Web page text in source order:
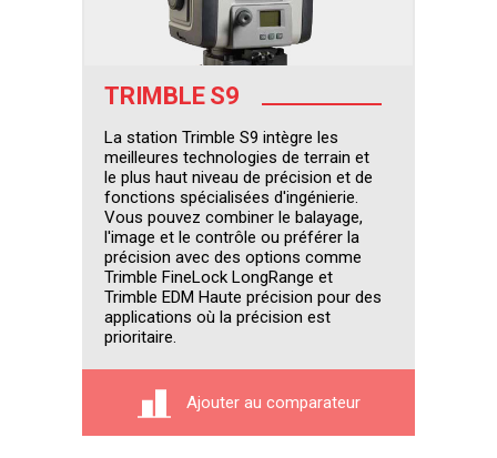
TRIMBLE S9
La station Trimble S9 intègre les
meilleures technologies de terrain et
le plus haut niveau de précision et de
fonctions spécialisées d'ingénierie.
Vous pouvez combiner le balayage,
l'image et le contrôle ou préférer la
précision avec des options comme
Trimble FineLock LongRange et
Trimble EDM Haute précision pour des
applications où la précision est
prioritaire.
Ajouter au comparateur